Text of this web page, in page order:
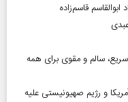
قاسم‌زاده
کنم؟ معرفی ۳۰ صبحانه سریع، سالم و مقوی برای همه
و رژیم صهیونیستی علیه